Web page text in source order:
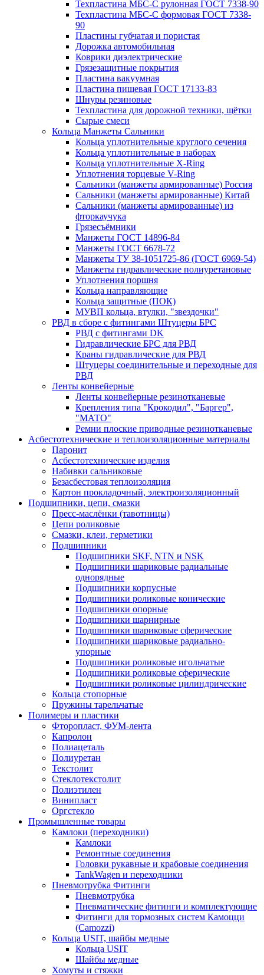
Техпластина МБС-С рулонная ГОСТ 7338-90
Техпластина МБС-С формовая ГОСТ 7338-
90
Пластины губчатая и пористая
Дорожка автомобильная
Коврики диэлектрические
Грязезащитные покрытия
Пластина вакуумная
Пластина пищевая ГОСТ 17133-83
Шнуры резиновые
Техпластина для дорожной техники, щётки
Сырые смеси
Кольца Манжеты Сальники
Кольца уплотнительные круглого сечения
Кольца уплотнительные в наборах
Кольца уплотнительные Х-Ring
Уплотнения торцевые V-Ring
Сальники (манжеты армированные) Россия
Сальники (манжеты армированные) Китай
Сальники (манжеты армированные) из
фторкаучука
Грязесъёмники
Манжеты ГОСТ 14896-84
Манжеты ГОСТ 6678-72
Манжеты ТУ 38-1051725-86 (ГОСТ 6969-54)
Манжеты гидравлические полиуретановые
Уплотнения поршня
Кольца направляющие
Кольца защитные (ПОК)
МУВП кольца, втулки, "звездочки"
РВД в сборе с фитингами Штуцеры БРС
РВД с фитингами DK
Гидравлические БРС для РВД
Краны гидравлические для РВД
Штуцеры соединительные и переходные для
РВД
Ленты конвейерные
Ленты конвейерные резинотканевые
Крепления типа "Крокодил", "Баргер",
"МАТО"
Ремни плоские приводные резинотканевые
Асбестотехнические и теплоизоляционные материалы
Паронит
Асбестотехнические изделия
Набивки сальниковые
Безасбестовая теплоизоляция
Картон прокладочный, электроизоляционный
Подшипники, цепи, смазки
Пресс-маслёнки (тавотницы)
Цепи роликовые
Смазки, клеи, герметики
Подшипники
Подшипники SKF, NTN и NSK
Подшипники шариковые радиальные
однорядные
Подшипники корпусные
Подшипники роликовые конические
Подшипники опорные
Подшипники шарнирные
Подшипники шариковые сферические
Подшипники шариковые радиально-
упорные
Подшипники роликовые игольчатые
Подшипники роликовые сферические
Подшипники роликовые цилиндрические
Кольца стопорные
Пружины тарельчатые
Полимеры и пластики
Фторопласт, ФУМ-лента
Капролон
Полиацеталь
Полиуретан
Текстолит
Стеклотекстолит
Полиэтилен
Винипласт
Оргстекло
Промышленные товары
Камлоки (переходники)
Камлоки
Ремонтные соединения
Головки рукавные и крабовые соединения
TankWagen и переходники
Пневмотрубка Фитинги
Пневмотрубка
Пневматические фитинги и комплектующие
Фитинги для тормозных систем Камоцци
(Camozzi)
Кольца USIT, шайбы медные
Кольца USIT
Шайбы медные
Хомуты и стяжки